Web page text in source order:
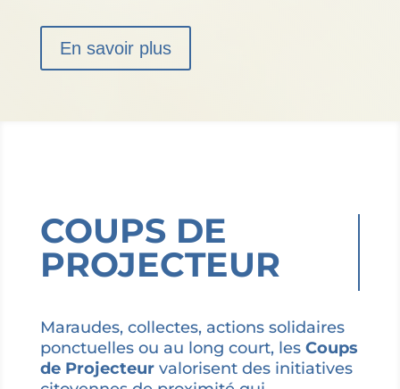
En savoir plus
COUPS DE
PROJECTEUR
Maraudes, collectes, actions solidaires
ponctuelles ou au long court, lesCoups
de Projecteurvalorisent des initiatives